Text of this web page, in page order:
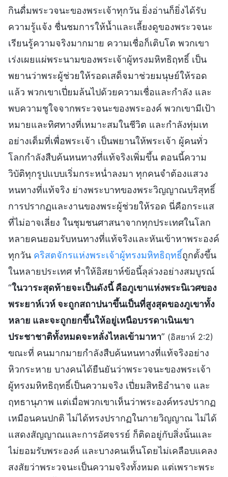
กินดื่มพระวจนะของพระเจ้าทุกวัน ยิ่งอ่านก็ยิ่งได้รับ
ความรู้แจ้ง ชื่นชมการให้น้ำและเลี้ยงดูของพระวจนะ
เรียนรู้ความจริงมากมาย ความเชื่อก็เติบโต พวกเขา
เร่งเผยแผ่พระนามของพระเจ้าผู้ทรงมหิทธิฤทธิ์ เป็น
พยานว่าพระผู้ช่วยให้รอดเสด็จมาช่วยมนุษย์ให้รอด
แล้ว พวกเขาเปี่ยมล้นไปด้วยความเชื่อและกำลัง และ
พบความชูใจจากพระวจนะของพระองค์ พวกเขามีเป้า
หมายและทิศทางที่เหมาะสมในชีวิต และกำลังทุ่มเท
อย่างเต็มที่เพื่อพระเจ้า เป็นพยานให้พระเจ้า ผู้คนทั่ว
โลกกำลังสืบค้นหนทางที่แท้จริงเพิ่มขึ้น ตอนนี้ความ
วิบัติทุกรูปแบบเริ่มกระหน่ำลงมา ทุกคนจำต้องแสวง
หนทางที่แท้จริง ย่างพระบาทของพระวิญญาณบริสุทธิ์
การปรากฏและงานของพระผู้ช่วยให้รอด นี่คือกระแส
ที่ไม่อาจเลี่ยง ในชุมชนศาสนาจากทุกประเทศในโลก
หลายคนยอมรับหนทางที่แท้จริงและหันเข้าหาพระองค์
ทุกวัน คริสตจักรแห่งพระเจ้าผู้ทรงมหิทธิฤทธิ์ถูกตั้งขึ้น
ในหลายประเทศ ทำให้อิสยาห์ข้อนี้ลุล่วงอย่างสมบูรณ์
“ในวาระสุดท้ายจะเป็นดังนี้ คือภูเขาแห่งพระนิเวศของ
พระยาห์เวห์ จะถูกสถาปนาขึ้นเป็นที่สูงสุดของภูเขาทั้ง
หลาย และจะถูกยกขึ้นให้อยู่เหนือบรรดาเนินเขา
ประชาชาติทั้งหมดจะหลั่งไหลเข้ามาหา” (อิสยาห์ 2:2)
ขณะที่ คนมากมายกำลังสืบค้นหนทางที่แท้จริงอย่าง
หิวกระหาย บางคนได้ยืนยันว่าพระวจนะของพระเจ้า
ผู้ทรงมหิทธิฤทธิ์เป็นความจริง เปี่ยมสิทธิอำนาจ และ
ฤทธานุภาพ แต่เมื่อพวกเขาเห็นว่าพระองค์ทรงปรากฏ
เหมือนคนปกติ ไม่ได้ทรงปรากฏในกายวิญญาณ ไม่ได้
แสดงสัญญาณและการอัศจรรย์ ก็ติดอยู่กับสิ่งนั้นและ
ไม่ยอมรับพระองค์ และบางคนเห็นโดยไม่เคลือบแคลง
สงสัยว่าพระวจนะเป็นความจริงทั้งหมด แต่เพราะพระ